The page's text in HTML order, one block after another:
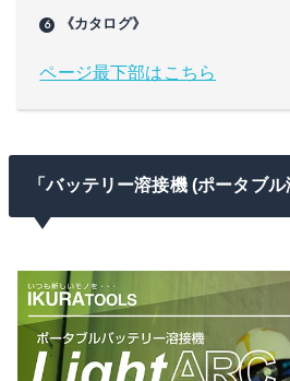
《カタログ》
ページ最下部はこちら
「バッテリー溶接機 (ポータブル